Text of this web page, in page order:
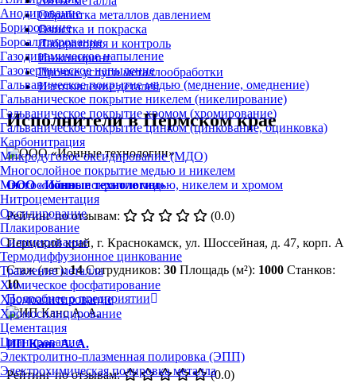
Анодирование
Борирование
Бороалитирование
Газодинамическое напыление
Газотермическое напыление
Гальваническое покрытие медью (меднение, омеднение)
Гальваническое покрытие никелем (никелирование)
Гальваническое покрытие хромом (хромирование)
Гальваническое покрытие цинком (цинкование, оцинковка)
Карбонитрация
Микродуговое оксидирование (МДО)
Многослойное покрытие медью и никелем
Многослойное покрытие медью, никелем и хромом
Нитроцементация
Оксидирование
Плакирование
Силицирование
Термодиффузионное цинкование
Травление металла
Химическое фосфатирование
Хромоалитирование
Хромосилицирование
Цементация
Цианирование
Электролитно-плазменная полировка (ЭПП)
Электрохимическая полировка металла
Обработка металлов давлением
Очистка и покраска
Лаборатория и контроль
Инжиниринг
Прочие услуги металлообработки
Изготовление деталей
Исполнители в Пермском крае
ООО «Ионные технологии»
Рейтинг по отзывам:
(0.0)
Пермский край, г. Краснокамск, ул. Шоссейная, д. 47, корп. А
Стаж (лет):14 Сотрудников: 30 Площадь (м²): 1000 Станков:
10
Подробнее о предприятии
ИП Канс А. А.
Рейтинг по отзывам:
(0.0)